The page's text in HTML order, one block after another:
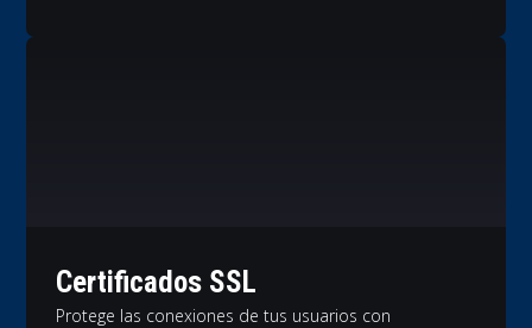
Certificados SSL
Protege las conexiones de tus usuarios con